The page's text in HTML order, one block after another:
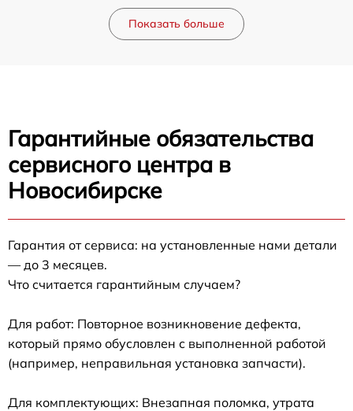
Показать больше
Гарантийные обязательства
сервисного центра в
Новосибирске
Гарантия от сервиса: на установленные нами детали
— до 3 месяцев.
Что считается гарантийным случаем?
Для работ: Повторное возникновение дефекта,
который прямо обусловлен с выполненной работой
(например, неправильная установка запчасти).
Для комплектующих: Внезапная поломка, утрата